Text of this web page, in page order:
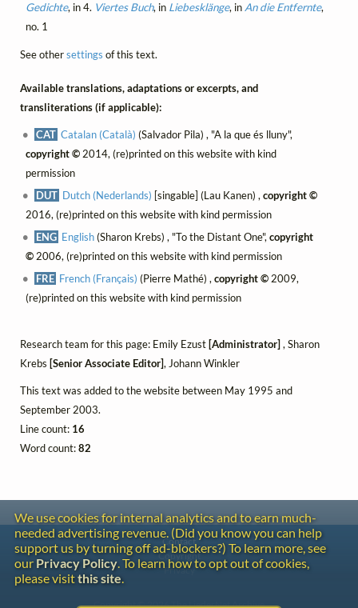
Gedichte, in 4. Viertes Buch, in Liebesklänge, inAn die Entfernte,
no. 1
See othersettings of this text.
Available translations, adaptations or excerpts, and
transliterations (if applicable):
CAT Catalan (Català) (Salvador Pila) , "A la que és lluny",
copyright ©2014, (re)printed on this website with kind
permission
DUT Dutch (Nederlands) [singable] (Lau Kanen) ,copyright ©
2016, (re)printed on this website with kind permission
ENG English(Sharon Krebs) , "To the Distant One",copyright
©2006, (re)printed on this website with kind permission
FRE French (Français) (Pierre Mathé) ,copyright © 2009,
(re)printed on this website with kind permission
Research team for this page: Emily Ezust [Administrator] , Sharon
Krebs [Senior Associate Editor], Johann Winkler
This text was added to the website between May 1995 and
September 2003.
Line count: 16
Word count:82
We use cookies for internal analytics and to earn much-
needed advertising revenue. (Did you know you can help
support us by turning off ad-blockers?) To learn more, see
our Privacy Policy. To learn how to opt out of cookies,
please visitthis site.
Contact
Copyright
Privacy
Copyright © 2026 The LiederNet Archive